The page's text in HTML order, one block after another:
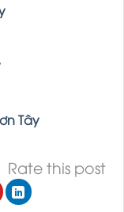
Tây
Rate this post